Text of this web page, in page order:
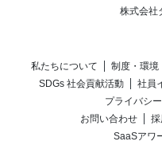
株式会社
私たちについて 制度・環境
SDGs 社会貢献活動
社員
プライバシ
お問い合わせ
採
SaaSアワ